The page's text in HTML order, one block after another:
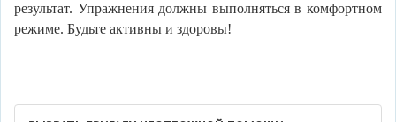
результат. Упражнения должны выполняться в комфортном
режиме. Будьте активны и здоровы!